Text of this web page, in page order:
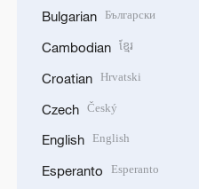
Bulgarian Български
Cambodian ខ្មែរ
Croatian Hrvatski
Czech Český
English English
Esperanto Esperanto